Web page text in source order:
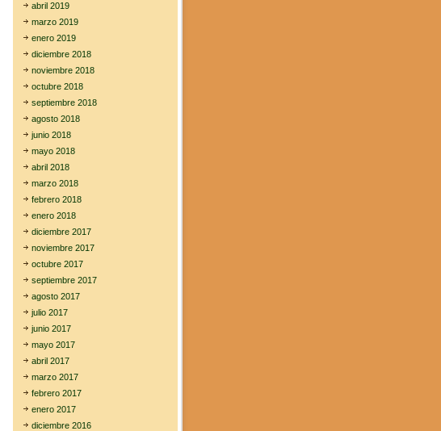
abril 2019
marzo 2019
enero 2019
diciembre 2018
noviembre 2018
octubre 2018
septiembre 2018
agosto 2018
junio 2018
mayo 2018
abril 2018
marzo 2018
febrero 2018
enero 2018
diciembre 2017
noviembre 2017
octubre 2017
septiembre 2017
agosto 2017
julio 2017
junio 2017
mayo 2017
abril 2017
marzo 2017
febrero 2017
enero 2017
diciembre 2016